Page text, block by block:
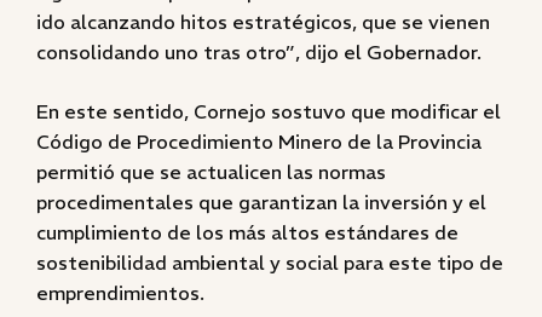
ido alcanzando hitos estratégicos, que se vienen
consolidando uno tras otro”, dijo el Gobernador.
En este sentido, Cornejo sostuvo que modificar el
Código de Procedimiento Minero de la Provincia
permitió que se actualicen las normas
procedimentales que garantizan la inversión y el
cumplimiento de los más altos estándares de
sostenibilidad ambiental y social para este tipo de
emprendimientos.